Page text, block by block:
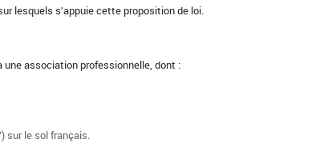
lesquels s’appuie cette proposition de loi.
une association professionnelle, dont :
sur le sol français.